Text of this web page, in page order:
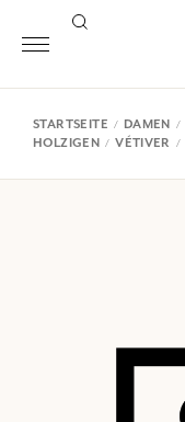
STARTSEITE DAMEN
HOLZIGEN
VÉTIVER